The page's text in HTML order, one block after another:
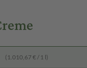
(1.010,67 € / 1 l)